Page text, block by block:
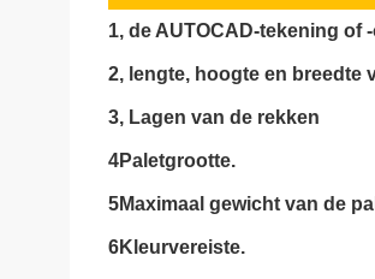
1, de AUTOCAD-tekening of
2, lengte, hoogte en breedte
3, Lagen van de rekken
4Paletgrootte.
5Maximaal gewicht van de
6Kleurvereiste.